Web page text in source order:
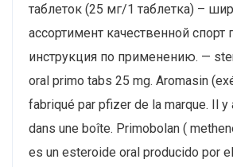
таблеток (25 мг/1 таблетка) –
ассортимент качественной спорт
инструкция по применению. —
oral primo tabs 25 mg. Aromasin
fabriqué par pfizer de la marque. Il y
dans une boîte. Primobolan (
es un esteroide oral producido por